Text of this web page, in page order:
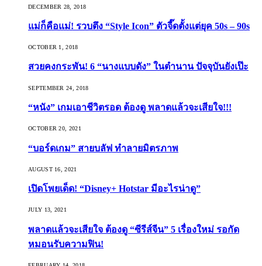
DECEMBER 28, 2018
แม่ก็คือแม่! รวบตึง “Style Icon” ตัวจี๊ดตั้งแต่ยุค 50s – 90s
OCTOBER 1, 2018
สวยคงกระพัน! 6 “นางแบบดัง” ในตำนาน ปัจจุบันยังเป๊ะ
SEPTEMBER 24, 2018
“หนัง” เกมเอาชีวิตรอด ต้องดู พลาดแล้วจะเสียใจ!!!
OCTOBER 20, 2021
“บอร์ดเกม” สายบลัฟ ทำลายมิตรภาพ
AUGUST 16, 2021
เปิดโพยเด็ด! “Disney+ Hotstar มีอะไรน่าดู”
JULY 13, 2021
พลาดแล้วจะเสียใจ ต้องดู “ซีรีส์จีน” 5 เรื่องใหม่ รอกัด
หมอนรับความฟิน!